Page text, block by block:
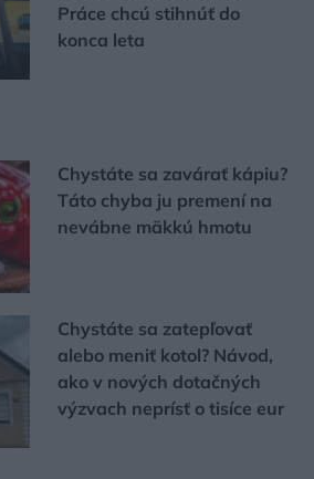
Práce chcú stihnúť do
konca leta
Chystáte sa zavárať kápiu?
Táto chyba ju premení na
nevábne mäkkú hmotu
Chystáte sa zatepľovať
alebo meniť kotol? Návod,
ako v nových dotačných
výzvach neprísť o tisíce eur